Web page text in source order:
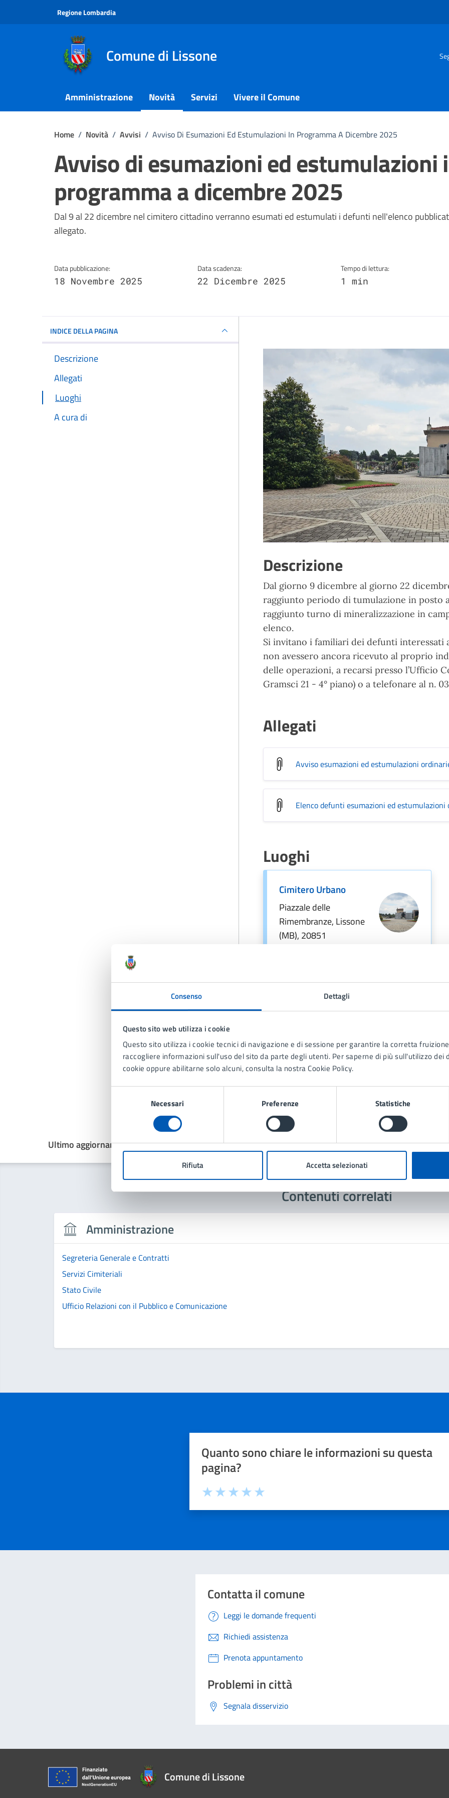
Consenso Dettagli
Questo sito web utilizza i cookie
Questo sito utilizza i cookie tecnici di navigazione e di sessione per garantire la corretta
raccogliere informazioni sull'uso del sito da parte degli utenti. Per saperne di più sull'utilizzo dei
cookie oppure abilitarne solo alcuni, consulta la nostra Cookie Policy.
Necessari Preferenze Statistiche
Rifiuta Accetta selezionati
Regione Lombardia
Comune di Lissone
Amministrazione Novità Servizi Vivere il Comune
Home / Novità / Avvisi / Avviso Di Esumazioni Ed Estumulazioni In Programma A Dicembre 2025
Avviso di esumazioni ed estumulazioni
programma a dicembre 2025
Dettagli della notizia
Dal 9 al 22 dicembre nel cimitero cittadino verranno esumati ed estumulati i defunti nell'elenco
allegato.
Data pubblicazione:
18 Novembre 2025
Data scadenza:
22 Dicembre 2025
Tempo di lettura:
1 min
INDICE DELLA PAGINA
Descrizione
Allegati
Luoghi
A cura di
Descrizione
Dal giorno 9 dicembre al giorno 22
raggiunto periodo di tumulazione in posto
raggiunto turno di mineralizzazione in
elenco.
Si invitano i familiari dei defunti interessati
non avessero ancora ricevuto al proprio
delle operazioni, a recarsi presso l’Ufficio
Gramsci 21 - 4° piano) o a telefonare al n.
Allegati
Avviso esumazioni ed estumulazioni
Elenco defunti esumazioni ed
Luoghi
Cimitero Urbano
Piazzale delle
Rimembranze, Lissone
(MB), 20851
A cura di
Via Gramsci 21, Lissone
(MB), 20851
Ultimo aggiornamento:26/01/2026, 11:47
Contenuti correlati
Amministrazione
Segreteria Generale e Contratti
Servizi Cimiteriali
Stato Civile
Ufficio Relazioni con il Pubblico e Comunicazione
Quanto sono chiare le informazioni su questa
pagina?
Contatta il comune
Leggi le domande frequenti
Richiedi assistenza
Prenota appuntamento
Problemi in città
Segnala disservizio
Comune di Lissone